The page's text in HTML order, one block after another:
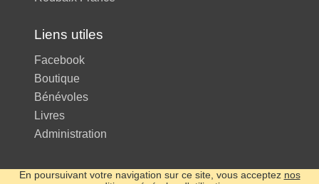
Liens utiles
Facebook
Boutique
Bénévoles
Livres
Administration
En poursuivant votre navigation sur ce site, vous acceptez nos